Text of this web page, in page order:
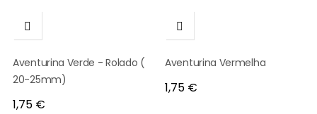

Aventurina Verde - Rolado (
20-25mm)
Preço
1,75 €

Aventurina Vermelha
Preço
1,75 €